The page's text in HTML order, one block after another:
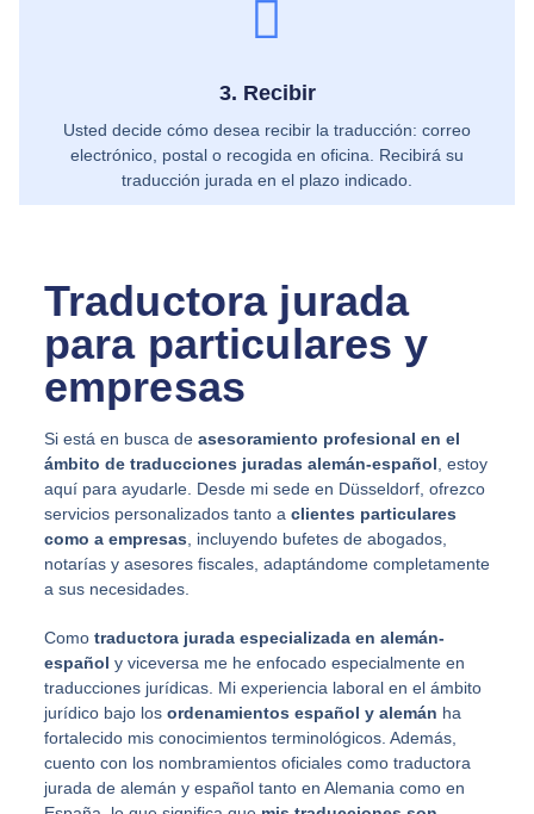
3. Recibir
Usted decide cómo desea recibir la traducción: correo
electrónico, postal o recogida en oficina. Recibirá su
traducción jurada en el plazo indicado.
Traductora jurada
para particulares y
empresas
Si está en busca de asesoramiento profesional en el
ámbito de traducciones juradas alemán-español , estoy
aquí para ayudarle. Desde mi sede en Düsseldorf, ofrezco
servicios personalizados tanto a clientes particulares
como a empresas , incluyendo bufetes de abogados,
notarías y asesores fiscales, adaptándome completamente
a sus necesidades.
Como traductora jurada especializada en alemán-
español y viceversa me he enfocado especialmente en
traducciones jurídicas. Mi experiencia laboral en el ámbito
jurídico bajo losordenamientos español y alemán ha
fortalecido mis conocimientos terminológicos. Además,
cuento con los nombramientos oficiales como traductora
jurada de alemán y español tanto en Alemania como en